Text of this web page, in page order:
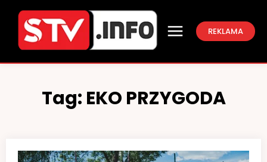
REKLAMA
Tag: EKO PRZYGODA